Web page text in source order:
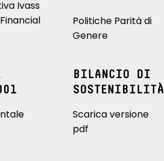
Ivass
Politiche Parità di
Genere
BILANCIO DI
SOSTENIBILITÀ
Scarica versione
pdf